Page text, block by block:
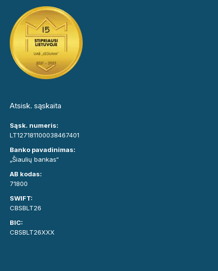
Atsisk. sąskaita
Sąsk. numeris:
LT127181100038467401
Banko pavadinimas:
„Šiaulių bankas“
AB kodas:
71800
SWIFT:
CBSBLT26
BIC:
CBSBLT26XXX